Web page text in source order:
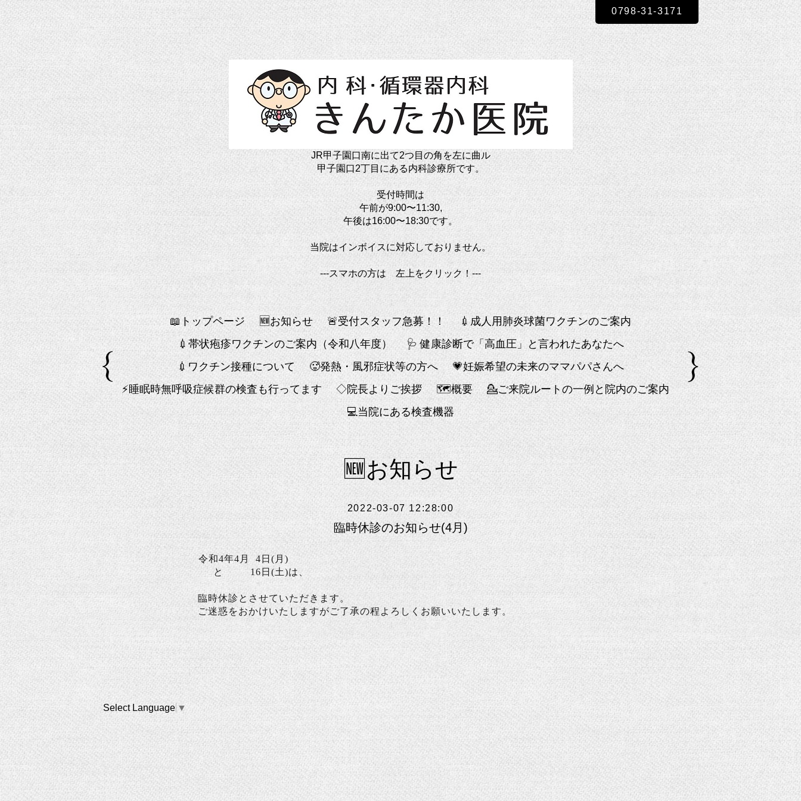
JR甲子園口南に出て2つ目の角を左に曲ル
甲子園口2丁目にある内科診療所です。
受付時間は
午前が9:00〜11:30,
午後は16:00〜18:30です。
当院はインボイスに対応しておりません。
---スマホの方は 左上をクリック！---
0798-31-3171
📖トップページ 🆕お知らせ 🚨受付スタッフ急募！！
💉成人用肺炎球菌ワクチンのご案内
💉帯状疱疹ワクチンのご案内（令和八年度）
🩺 健康診断で「高血圧」と言われたあなたへ
💉ワクチン接種について
🥵発熱・風邪症状等の方へ
💗妊娠希望の未来のママパパさんへ
⚡睡眠時無呼吸症候群の検査も行ってます
◇院長よりご挨拶 🗺概要
💁ご来院ルートの一例と院内のご案内
💻️当院にある検査機器
🆕お知らせ
2022-03-07 12:28:00
臨時休診のお知らせ(4月)
令和4年4月 4日(月)
と 16日(土)は、
臨時休診とさせていただきます。
ご迷惑をおかけいたしますがご了承の程よろしくお願いいたします。
Select Language ▼